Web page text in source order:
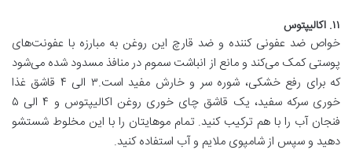
۱۱. اکالیپتوس
خواص ضد عفونی کننده و ضد قارچ این روغن به مبارزه با عفونت‌های
پوستی کمک می‌کند و مانع از انباشت سموم در منافذ مسدود شده می‌شود
که برای رفع خشکی، شوره سر و خارش مفید است.۳ الی ۴ قاشق غذا
خوری سرکه سفید، یک قاشق چای خوری روغن اکالیپتوس و ۴ الی ۵
فنجان آب را با هم ترکیب کنید. تمام موهایتان را با این مخلوط شستشو
دهید و سپس از شامپوی ملایم و آب استفاده کنید.